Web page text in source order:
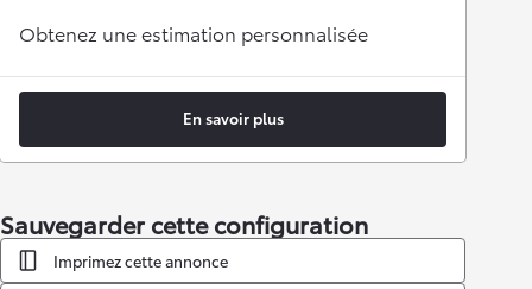
Obtenez une estimation personnalisée
En savoir plus
Sauvegarder cette configuration
Imprimez cette annonce